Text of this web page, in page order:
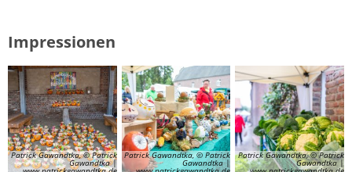
Impressionen
Patrick Gawandtka, © Patrick
Gawandtka |
Patrick Gawandtka, © Patrick
Gawandtka |
Patrick Gawandtka, © Patrick
Gawandtka |